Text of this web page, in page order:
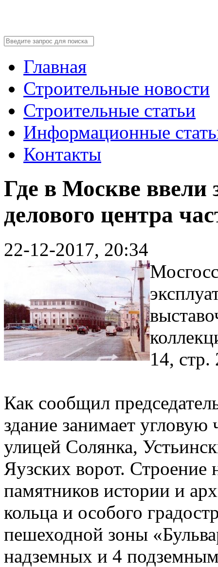
Главная
Строительные новости
Строительные статьи
Информационные
Контакты
Где в Москве ввели
делового центра
22-12-2017, 20:34
14, стр.
Как сообщил
здание занимает угловую
улицей Солянка,
Яузских ворот. Строение
памятников истории и
кольца и особого
пешеходной зоны
надземных и 4